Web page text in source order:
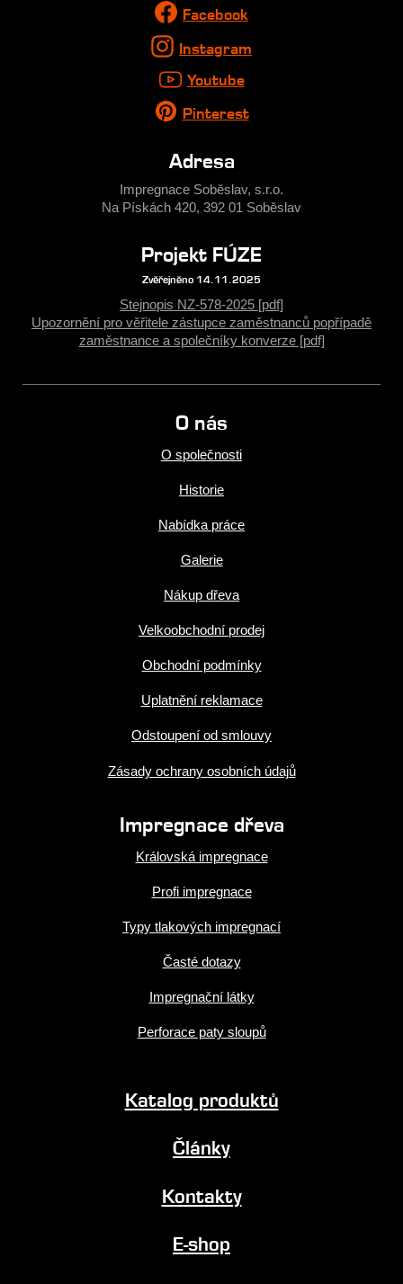
Facebook
Instagram
Youtube
Pinterest
Adresa
Impregnace Soběslav, s.r.o.
Na Pískách 420, 392 01 Soběslav
Projekt FÚZE
Zvěřejněno 14.11.2025
Stejnopis NZ-578-2025 [pdf]
Upozornění pro věřitele zástupce zaměstnanců popřípadě
zaměstnance a společníky konverze [pdf]
O nás
O společnosti
Historie
Nabídka práce
Galerie
Nákup dřeva
Velkoobchodní prodej
Obchodní podmínky
Uplatnění reklamace
Odstoupení od smlouvy
Zásady ochrany osobních údajů
Impregnace dřeva
Královská impregnace
Profi impregnace
Typy tlakových impregnací
Časté dotazy
Impregnační látky
Perforace paty sloupů
Katalog produktů
Články
Kontakty
E-shop